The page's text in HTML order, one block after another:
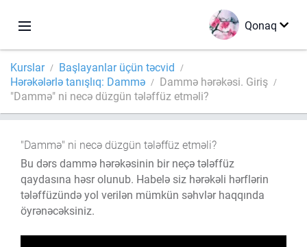
Qonaq
Kurslar
Başlayanlar üçün təcvid
Hərəkələrlə tanışlıq: Dammə
Dammə hərəkəsi. Giriş
"Dammə" ni necə düzgün tələffüz etməli?
"Dammə" ni necə düzgün tələffüz etməli?
Bu dərs dammə hərəkəsinin bir neçə tələffüz
qaydasına həsr olunub. Habelə siz hərəkəli hərflərin
tələffüzündə yol verilən mümkün səhvlər haqqında
öyrənəcəksiniz.